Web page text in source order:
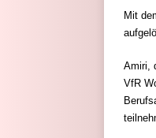
Mit
Amiri,
VfR